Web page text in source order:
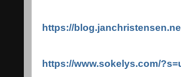
https://
https://www.sokelys.com/